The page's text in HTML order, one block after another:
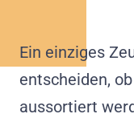
Ein einziges
entscheiden,
aussortiert